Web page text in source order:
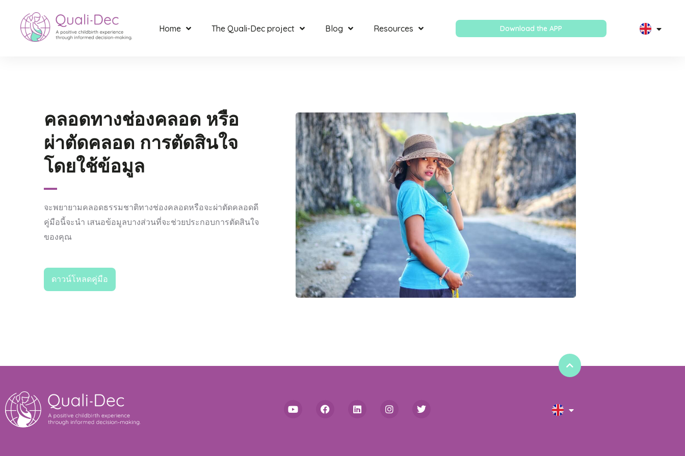
Home The Quali-Dec project Blog Resources Download the APP
คลอดทางช่องคลอด หรือ
ผ่าตัดคลอด การตัดสินใจ
โดยใช้ข้อมูล
จะพยายามคลอดธรรมชาติทางช่องคลอดหรือจะผ่าตัดคลอดดี
คู่มือนี้จะนํา เสนอข้อมูลบางส่วนที่จะช่วยประกอบการตัดสินใจ
ของคุณ
ดาวน์โหลดคู่มือ